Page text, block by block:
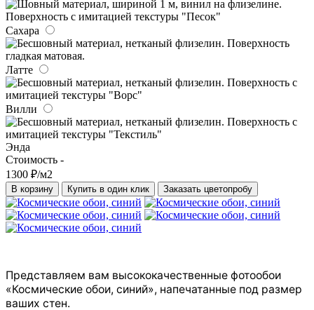
Сахара
Латте
Вилли
Энда
Стоимость -
1300 ₽/м2
В корзину Купить в один клик Заказать цветопробу
Представляем вам высококачественные фотообои
«Космические обои, синий», напечатанные под размер
ваших стен.